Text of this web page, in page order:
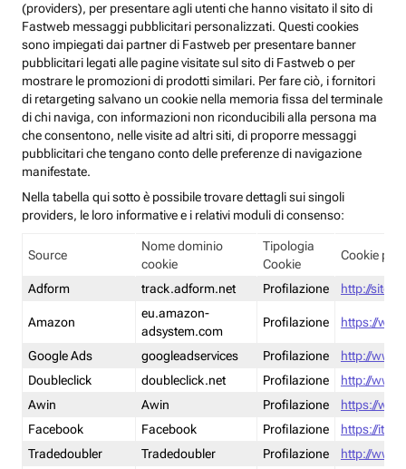
(providers), per presentare agli utenti che hanno visitato il sito di
Fastweb messaggi pubblicitari personalizzati. Questi cookies
sono impiegati dai partner di Fastweb per presentare banner
pubblicitari legati alle pagine visitate sul sito di Fastweb o per
mostrare le promozioni di prodotti similari. Per fare ciò, i fornitori
di retargeting salvano un cookie nella memoria fissa del terminale
di chi naviga, con informazioni non riconducibili alla persona ma
che consentono, nelle visite ad altri siti, di proporre messaggi
pubblicitari che tengano conto delle preferenze di navigazione
manifestate.
Nella tabella qui sotto è possibile trovare dettagli sui singoli
providers, le loro informative e i relativi moduli di consenso:
Source
Nome dominio
cookie
Tipologia
Cookie
Cookie
Adform track.adform.net Profilazione http://
Amazon
eu.amazon-
adsystem.com
Profilazione https://
Google Ads googleadservices Profilazione
http://
Doubleclick
doubleclick.net Profilazione
http://
Awin
Awin Profilazione
https://
Facebook
Facebook Profilazione
https://it-
Tradedoubler
Tradedoubler Profilazione
http://